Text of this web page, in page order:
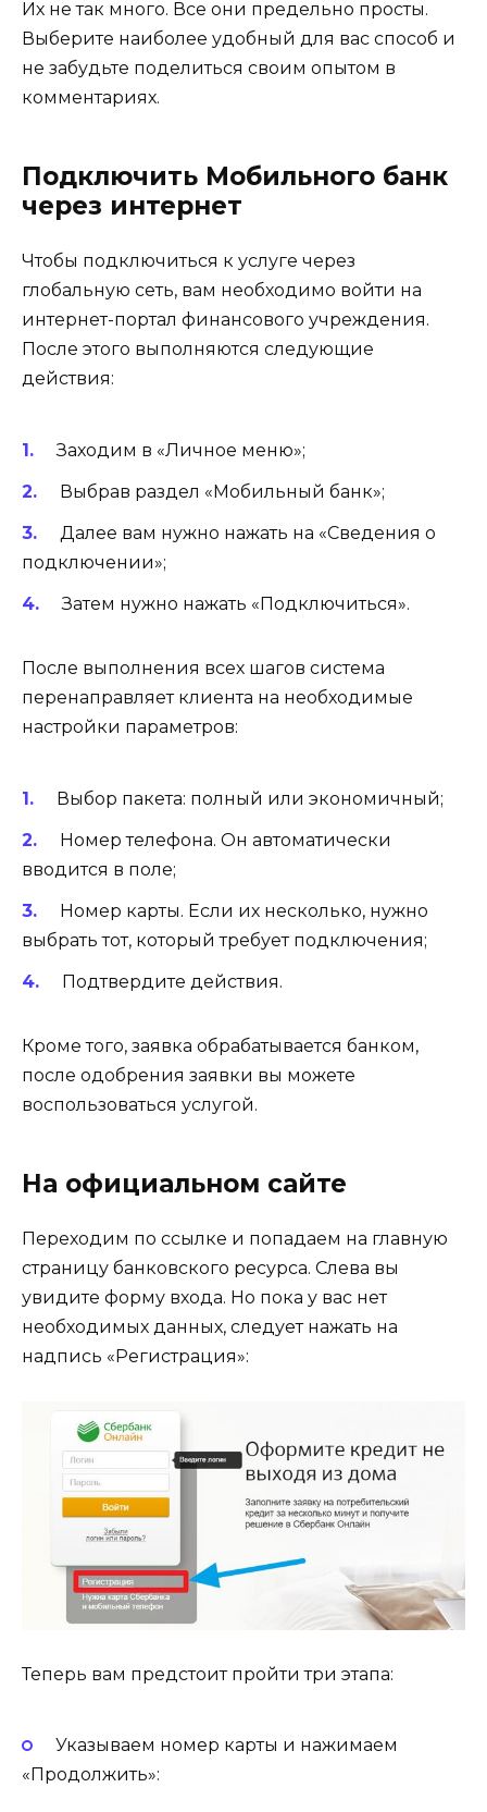
Их не так много. Все они предельно просты.
Выберите наиболее удобный для вас способ и
не забудьте поделиться своим опытом в
комментариях.
Подключить Мобильного банк
через интернет
Чтобы подключиться к услуге через
глобальную сеть, вам необходимо войти на
интернет-портал финансового учреждения.
После этого выполняются следующие
действия:
Заходим в «Личное меню»;
Выбрав раздел «Мобильный банк»;
Далее вам нужно нажать на «Сведения о
подключении»;
Затем нужно нажать «Подключиться».
После выполнения всех шагов система
перенаправляет клиента на необходимые
настройки параметров:
Выбор пакета: полный или экономичный;
Номер телефона. Он автоматически
вводится в поле;
Номер карты. Если их несколько, нужно
выбрать тот, который требует подключения;
Подтвердите действия.
Кроме того, заявка обрабатывается банком,
после одобрения заявки вы можете
воспользоваться услугой.
На официальном сайте
Переходим по ссылке и попадаем на главную
страницу банковского ресурса. Слева вы
увидите форму входа. Но пока у вас нет
необходимых данных, следует нажать на
надпись «Регистрация»:
Теперь вам предстоит пройти три этапа:
Указываем номер карты и нажимаем
«Продолжить»: